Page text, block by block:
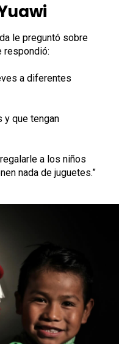
le preguntó sobre
respondió:
a diferentes
y que tengan
a los niños
nada de juguetes.”